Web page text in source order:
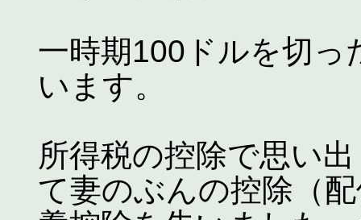
一時期100ドルを切っ
います。
所得税の控除で思い
て妻のぶんの控除（